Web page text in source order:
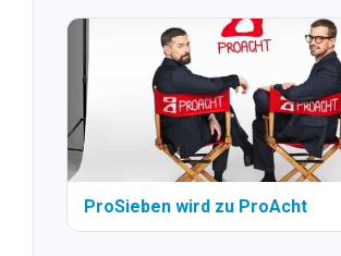
ProSieben wird zu ProAcht